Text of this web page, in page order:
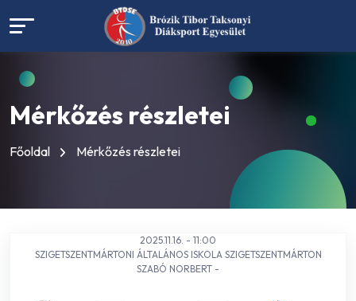
Mérkőzés részletei
Főoldal Mérkőzés részletei
2025.11.16. - 11:00
SZIGETSZENTMÁRTONI ÁLTALÁNOS ISKOLA SZIGETSZENTMÁRTON
SZABÓ NORBERT -